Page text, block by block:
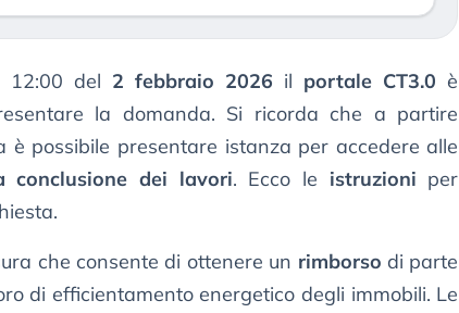
12:00 del 2 febbraio 2026 il portale CT3.0 è
la domanda. Si ricorda che a partire
è possibile presentare istanza per accedere alle
conclusione dei lavori. Ecco le istruzioni per
che consente di ottenere un rimborso di parte
di efficientamento energetico degli immobili. Le